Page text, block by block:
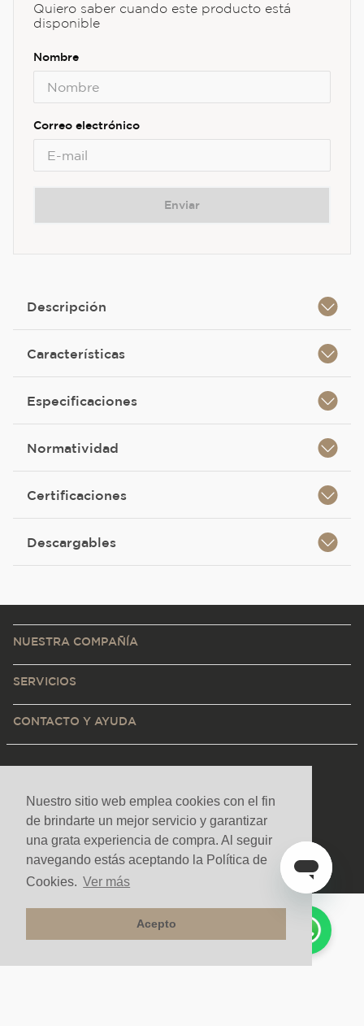
Nuestro sitio web emplea cookies con el fin
de brindarte un mejor servicio y garantizar
una grata experiencia de compra. Al seguir
navegando estás aceptando la Política de
Cookies. Ver más
Acepto
Quiero saber cuando este producto está
disponible
Enviar
Descripción
Características
Especificaciones
Normatividad
Certificaciones
Descargables
NUESTRA COMPAÑÍA
SERVICIOS
CONTACTO Y AYUDA
Medios de pago y sitio seguro